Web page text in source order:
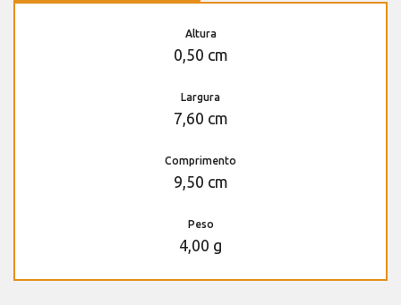
Altura
0,50 cm
Largura
7,60 cm
Comprimento
9,50 cm
Peso
4,00 g